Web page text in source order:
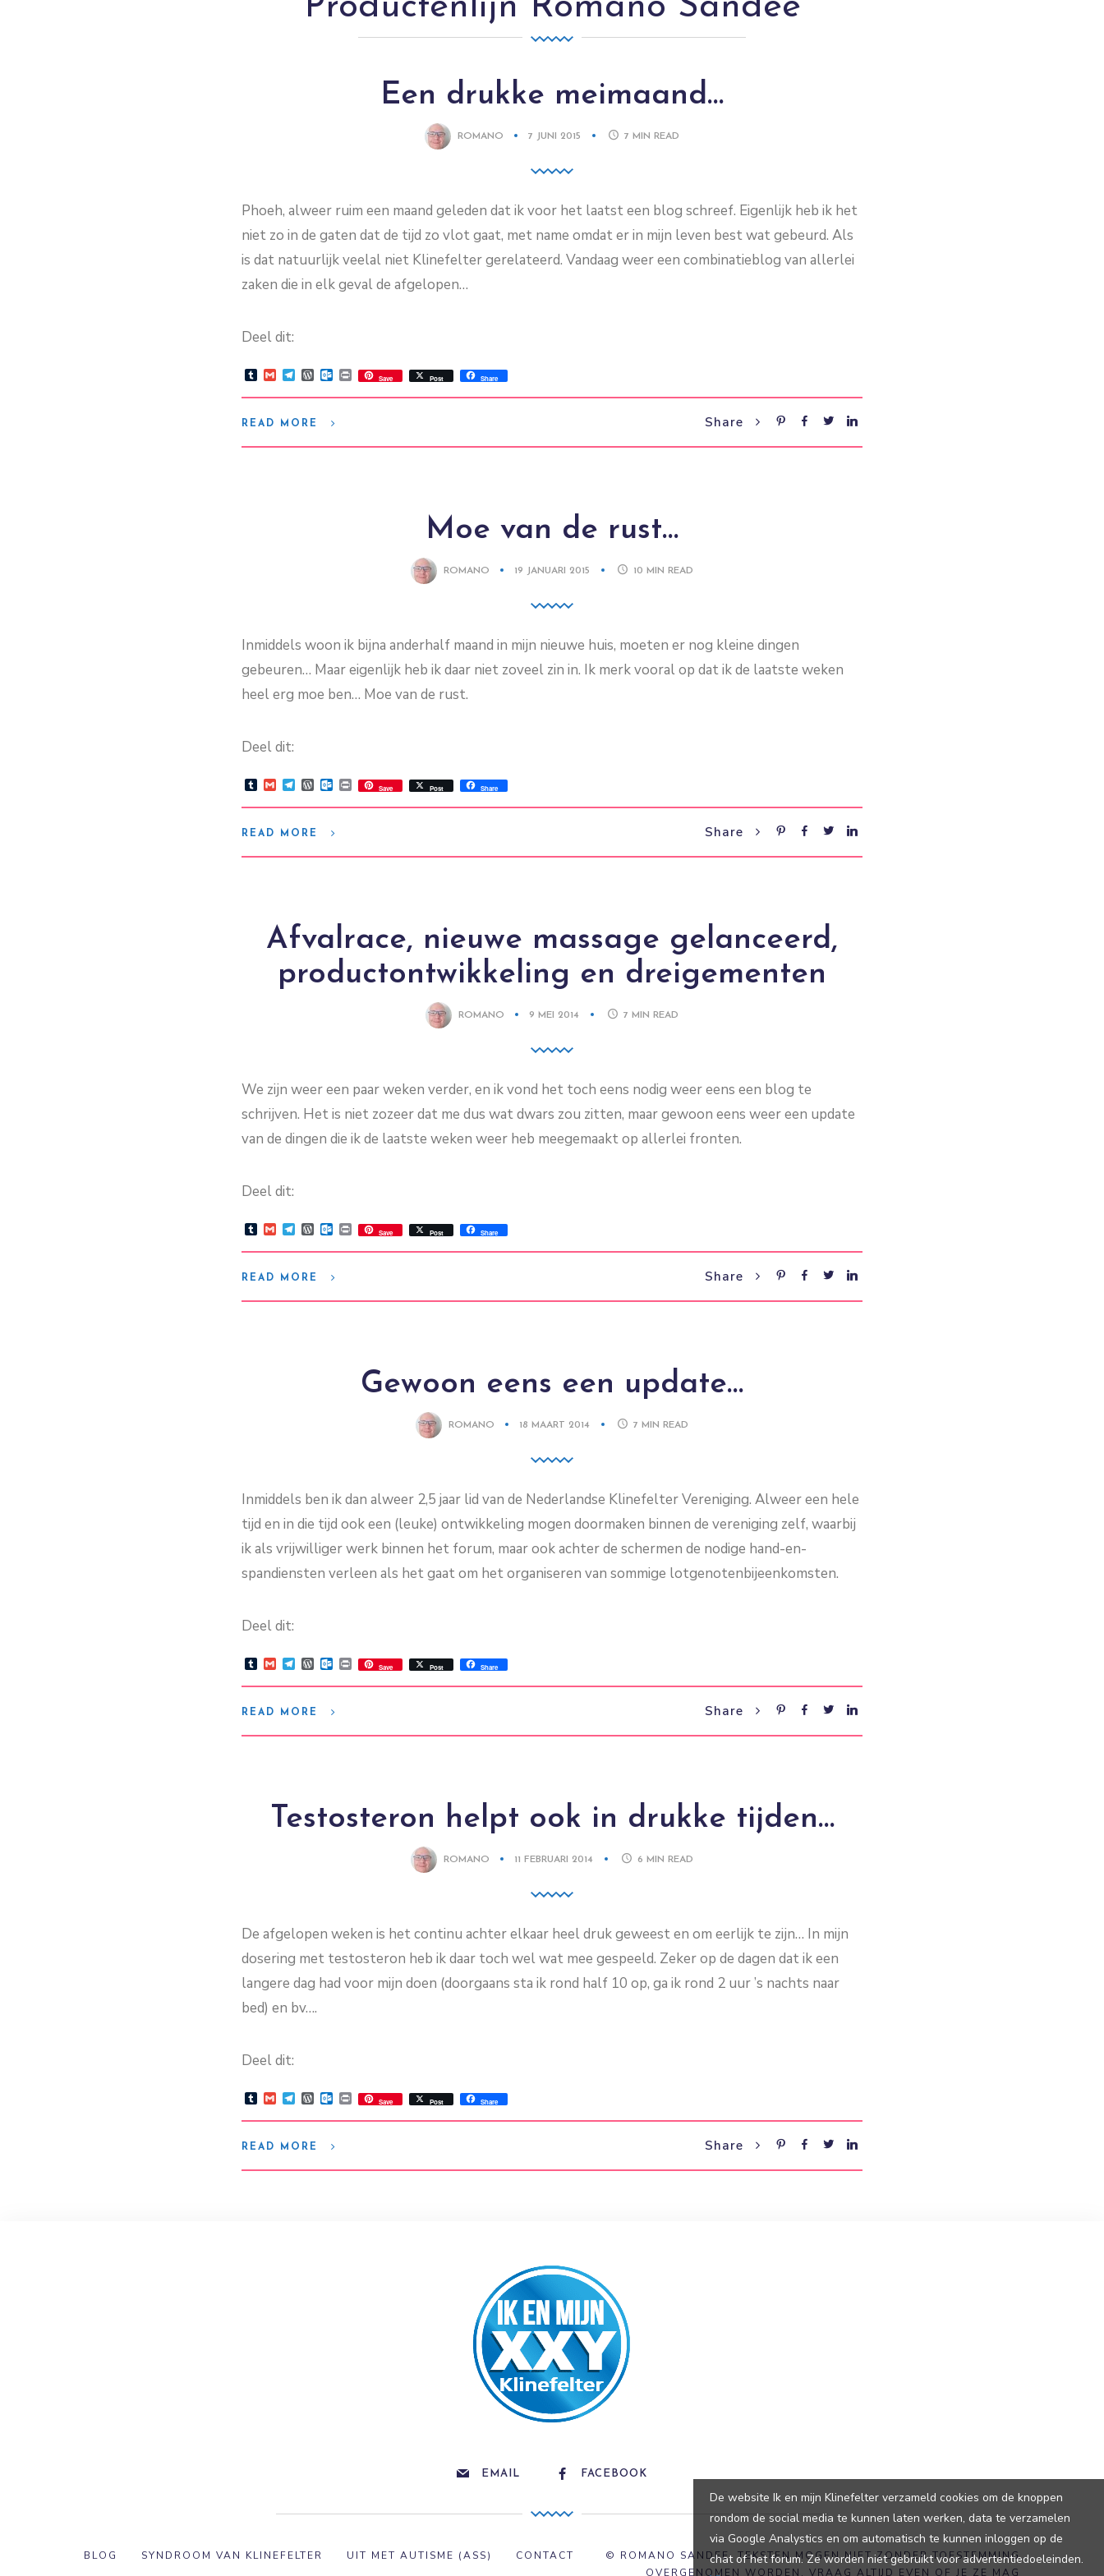
Productenlijn Romano Sandee
Een drukke meimaand…
ROMANO 7 JUNI 2015 7 MIN READ
Phoeh, alweer ruim een maand geleden dat ik voor het laatst een blog schreef. Eigenlijk heb ik het
niet zo in de gaten dat de tijd zo vlot gaat, met name omdat er in mijn leven best wat gebeurd. Als
is dat natuurlijk veelal niet Klinefelter gerelateerd. Vandaag weer een combinatieblog van allerlei
zaken die in elk geval de afgelopen…
Deel dit:
TumblrGmailTelegram
WordPress
Outlook.com
PrintSave Post Share
READ MORE Share
Moe van de rust…
ROMANO 19 JANUARI 2015 10 MIN READ
Inmiddels woon ik bijna anderhalf maand in mijn nieuwe huis, moeten er nog kleine dingen
gebeuren… Maar eigenlijk heb ik daar niet zoveel zin in. Ik merk vooral op dat ik de laatste weken
heel erg moe ben… Moe van de rust.
Deel dit:
TumblrGmailTelegram
WordPress
Outlook.com
PrintSave Post Share
READ MORE Share
Afvalrace, nieuwe massage gelanceerd,
productontwikkeling en dreigementen
ROMANO 9 MEI 2014 7 MIN READ
We zijn weer een paar weken verder, en ik vond het toch eens nodig weer eens een blog te
schrijven. Het is niet zozeer dat me dus wat dwars zou zitten, maar gewoon eens weer een update
van de dingen die ik de laatste weken weer heb meegemaakt op allerlei fronten.
Deel dit:
TumblrGmailTelegram
WordPress
Outlook.com
PrintSave Post Share
READ MORE Share
Gewoon eens een update…
ROMANO 18 MAART 2014 7 MIN READ
Inmiddels ben ik dan alweer 2,5 jaar lid van de Nederlandse Klinefelter Vereniging. Alweer een hele
tijd en in die tijd ook een (leuke) ontwikkeling mogen doormaken binnen de vereniging zelf, waarbij
ik als vrijwilliger werk binnen het forum, maar ook achter de schermen de nodige hand-en-
spandiensten verleen als het gaat om het organiseren van sommige lotgenotenbijeenkomsten.
Deel dit:
TumblrGmailTelegram
WordPress
Outlook.com
PrintSave Post Share
READ MORE Share
Testosteron helpt ook in drukke tijden…
ROMANO 11 FEBRUARI 2014 6 MIN READ
De afgelopen weken is het continu achter elkaar heel druk geweest en om eerlijk te zijn… In mijn
dosering met testosteron heb ik daar toch wel wat mee gespeeld. Zeker op de dagen dat ik een
langere dag had voor mijn doen (doorgaans sta ik rond half 10 op, ga ik rond 2 uur ’s nachts naar
bed) en bv….
Deel dit:
TumblrGmailTelegram
WordPress
Outlook.com
PrintSave Post Share
READ MORE Share
EMAIL FACEBOOK
BLOG SYNDROOM VAN KLINEFELTER UIT MET AUTISME (ASS) CONTACT
© ROMANO SANDEE. TEKSTEN MOGEN NIET ZONDER TOESTEMMING
OVERGENOMEN WORDEN. VRAAG ALTIJD EVEN OF JE ZE MAG
De website Ik en mijn Klinefelter verzameld cookies om de knoppen
rondom de social media te kunnen laten werken, data te verzamelen
via Google Analystics en om automatisch te kunnen inloggen op de
chat of het forum. Ze worden niet gebruikt voor advertentiedoeleinden.